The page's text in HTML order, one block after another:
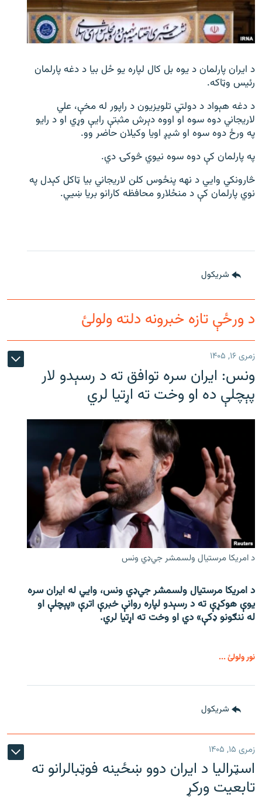
اړیکه
دري پاڼه
Azadi English
د ازادې اروپا/ ازادي راډيو ټولې پاڼې
د ايران پارلمان د یوه بل کال لپاره يو ځل بيا د دغه پارلمان
رئيس وټاکه.
د دغه هېواد د دولتي تلويزیون د راپور له مخې، علي
لاريجاني دوه سوه او اووه دېرش مثبتې رايې وړي او د رايو
په ورځ دوه سوه او شپږ اويا وکيلان حاضر وو.
په پارلمان کې دوه سوه نیوي څوکۍ دي.
څارونکي وايي د نهه پنځوس کلن لاريجاني بيا ټاکل کېدل په
نوي پارلمان کې د منځلارو محافظه کارانو بريا ښيي.
شريکول
د ورځې تازه خبرونه دلته ولولئ
زمری ۱۶, ۱۴۰۵
ونس: ایران سره توافق ته د رسېدو لار
پېچلې ده او وخت ته اړتیا لري
د امریکا مرستیال ولسمشر جي‌ډي ونس
د امریکا مرستیال ولسمشر جي‌ډي ونس، وايي له ایران سره
یوې هوکړې ته د رسېدو لپاره روانې خبرې اترې «پېچلې او
له ننګونو ډکې» دي او وخت ته اړتیا لري.
نور ولولئ ...
شريکول
زمری ۱۵, ۱۴۰۵
اسټرالیا د ایران دوو ښځینه فوټبالرانو ته
تابعیت ورکړ